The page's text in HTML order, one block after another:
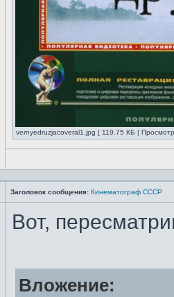
vernyedruzjacoveral1.jpg [ 119.75 КБ |
Заголовок сообщения: Кинематограф СССР
Вот,
Вложение: